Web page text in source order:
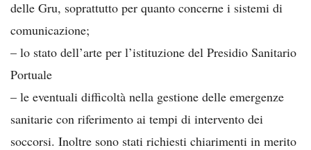
delle Gru, soprattutto per quanto concerne i sistemi di
comunicazione;
– lo stato dell’arte per l’istituzione del Presidio Sanitario
Portuale
– le eventuali difficoltà nella gestione delle emergenze
sanitarie con riferimento ai tempi di intervento dei
soccorsi. Inoltre sono stati richiesti chiarimenti in merito